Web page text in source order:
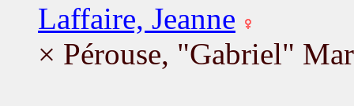
Laffaire, Jeanne
× Pérouse, "Gabriel"